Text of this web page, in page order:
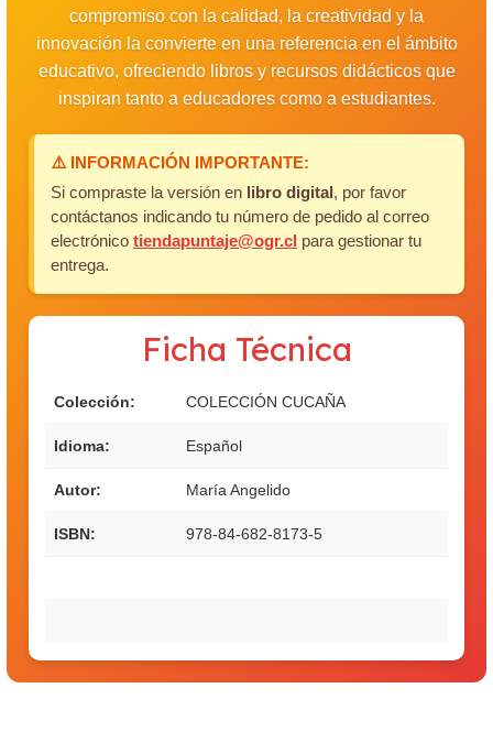
compromiso con la calidad, la creatividad y la
innovación la convierte en una referencia en el ámbito
educativo, ofreciendo libros y recursos didácticos que
inspiran tanto a educadores como a estudiantes.
⚠️ INFORMACIÓN IMPORTANTE:
Si compraste la versión en libro digital, por favor
contáctanos indicando tu número de pedido al correo
electrónico tiendapuntaje@ogr.cl para gestionar tu
entrega.
Ficha Técnica
Colección: COLECCIÓN CUCAÑA
Idioma: Español
Autor: María Angelido
ISBN: 978-84-682-8173-5